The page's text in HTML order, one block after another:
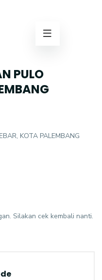
PULO
KOTA PALEMBANG
Silakan cek kembali nanti.